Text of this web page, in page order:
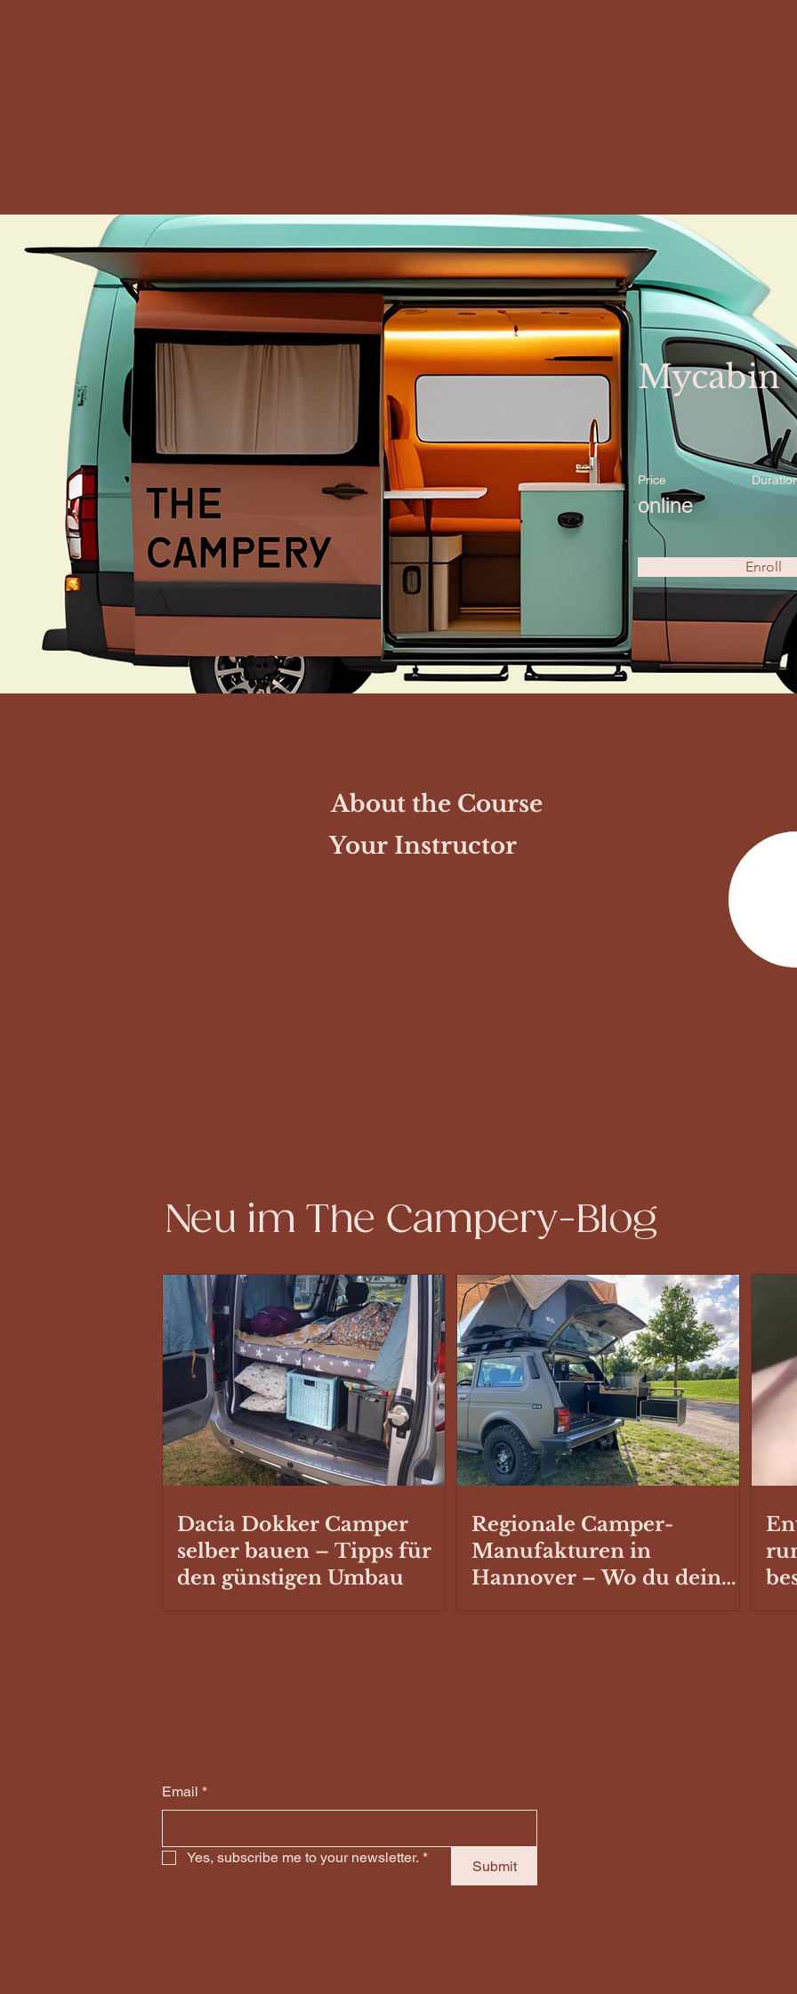
Mycabin
Price
online
Enroll
About the Course
Your Instructor
Neu im The Campery-Blog
Dacia Dokker Camper
selber bauen – Tipps für
den günstigen Umbau
Regionale Camper-
Manufakturen in
Hannover – Wo du dein
Email *
Yes, subscribe me to your newsletter. *
Submit